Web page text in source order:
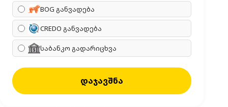
BOG განვადება
CREDO განვადება
საბანკო გადარიცხვა
დაჯავშნა